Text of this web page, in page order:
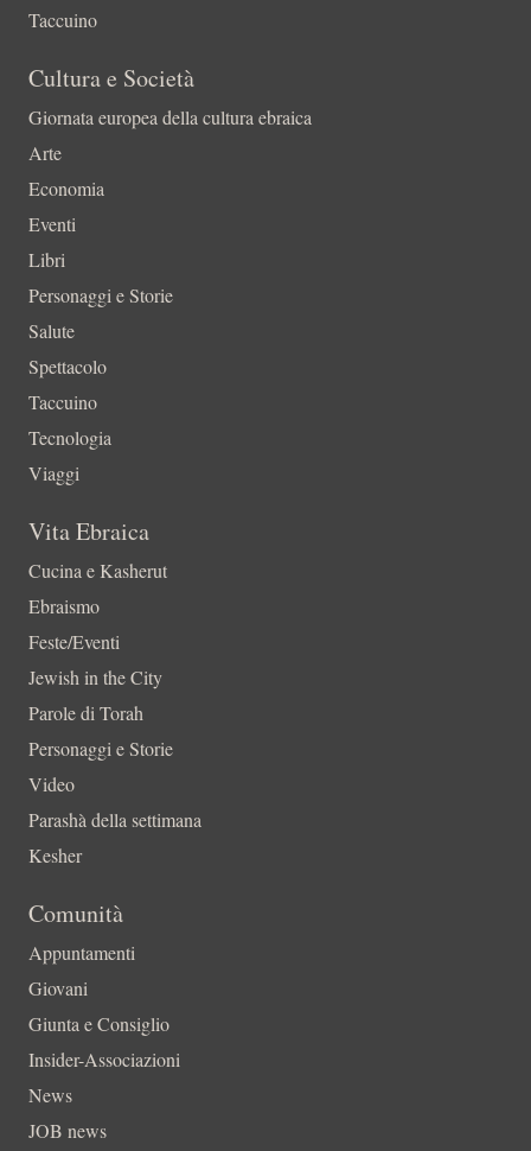
Taccuino
Cultura e Società
Giornata europea della cultura ebraica
Arte
Economia
Eventi
Libri
Personaggi e Storie
Salute
Spettacolo
Taccuino
Tecnologia
Viaggi
Vita Ebraica
Cucina e Kasherut
Ebraismo
Feste/Eventi
Jewish in the City
Parole di Torah
Personaggi e Storie
Video
Parashà della settimana
Kesher
Comunità
Appuntamenti
Giovani
Giunta e Consiglio
Insider-Associazioni
News
JOB news